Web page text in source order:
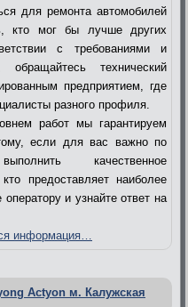
для ремонта автомобилей
кто мог бы лучше других
с требованиями и
обращайтесь технический
предприятием, где
разного профиля.
работ мы гарантируем
если для вас важно по
качественное
предоставляет наиболее
и узнайте ответ на
информация…
Actyon м. Калужская